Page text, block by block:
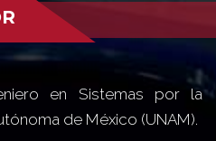
en Sistemas por la
de México (UNAM).